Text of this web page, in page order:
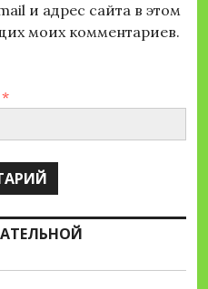
и адрес сайта в этом
моих комментариев.
*